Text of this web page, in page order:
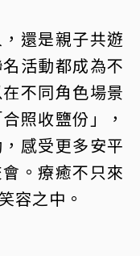
還是親子共遊
活動都成為不
不同角色場景
照收鹽份」，
感受更多安平
。療癒不只來
容之中。